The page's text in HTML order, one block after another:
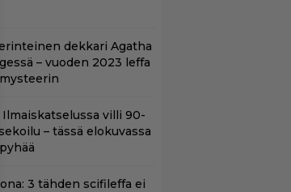
dekkari Agatha
– vuoden 2023 leffa
villi 90-
– tässä elokuvassa
3 tähden scifileffa ei